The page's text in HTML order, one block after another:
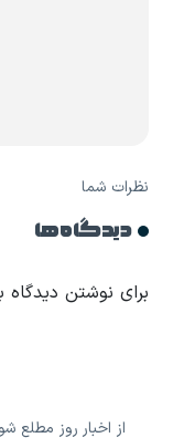
نظرات شما
دیدگاه ها
برای نوشتن دیدگاه
از اخبار روز مطلع